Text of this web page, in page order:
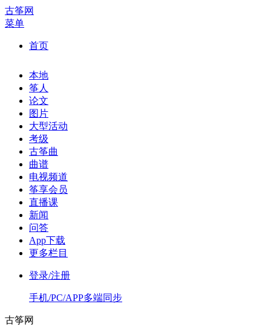
古筝网
菜单
首页
本地
筝人
论文
图片
大型活动
考级
古筝曲
曲谱
电视频道
筝享会员
直播课
新闻
问答
App下载
更多栏目
登录/注册
手机/PC/APP多端同步
古筝网